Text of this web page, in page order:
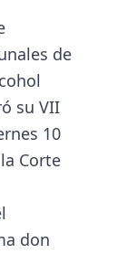
de
su VII
10
Corte
don